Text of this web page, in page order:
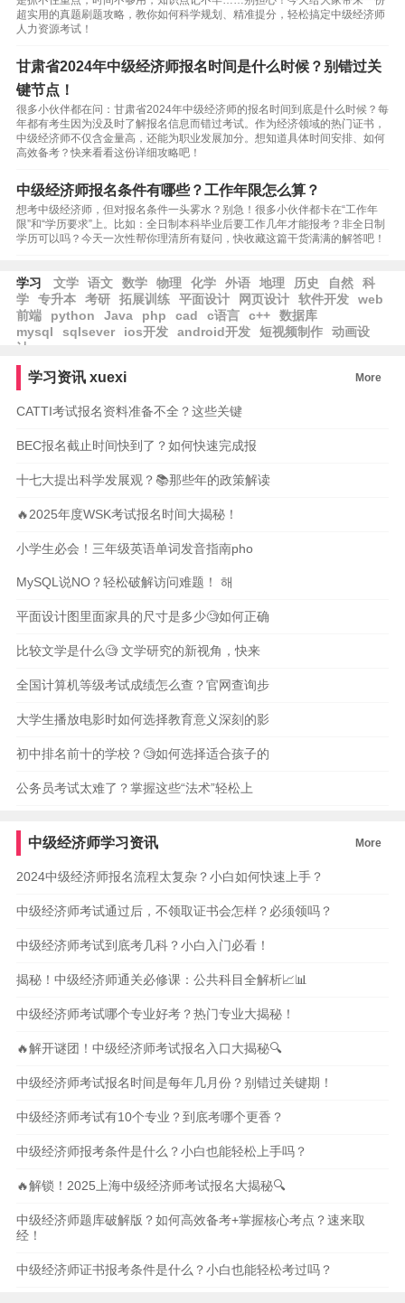
超实用的真题刷题攻略，教你如何科学规划、精准提分，轻松搞定中级经济师
人力资源考试！
甘肃省2024年中级经济师报名时间是什么时候？别错过关
键节点！
很多小伙伴都在问：甘肃省2024年中级经济师的报名时间到底是什么时候？每
年都有考生因为没及时了解报名信息而错过考试。作为经济领域的热门证书，
中级经济师不仅含金量高，还能为职业发展加分。想知道具体时间安排、如何
高效备考？快来看看这份详细攻略吧！
中级经济师报名条件有哪些？工作年限怎么算？
想考中级经济师，但对报名条件一头雾水？别急！很多小伙伴都卡在“工作年
限”和“学历要求”上。比如：全日制本科毕业后要工作几年才能报考？非全日制
学历可以吗？今天一次性帮你理清所有疑问，快收藏这篇干货满满的解答吧！
学习 文学 语文 数学 物理 化学 外语 地理 历史 自然
科
学
专升本 考研 拓展训练 平面设计 网页设计 软件开发
web
前端
python Java php cad c语言 c++
数据库
mysql
sqlsever ios开发 android开发 短视频制作
动画设
计
学习资讯 xuexi More
CATTI考试报名资料准备不全？这些关键
BEC报名截止时间快到了？如何快速完成报
十七大提出科学发展观？📚那些年的政策解读
🔥2025年度WSK考试报名时间大揭秘！
小学生必会！三年级英语单词发音指南pho
MySQL说NO？轻松破解访问难题！ 해
平面设计图里面家具的尺寸是多少🧐如何正确
比较文学是什么🧐 文学研究的新视角，快来
全国计算机等级考试成绩怎么查？官网查询步
大学生播放电影时如何选择教育意义深刻的影
初中排名前十的学校？🧐如何选择适合孩子的
公务员考试太难了？掌握这些“法术”轻松上
中级经济师学习资讯 More
2024中级经济师报名流程太复杂？小白如何快速上手？
中级经济师考试通过后，不领取证书会怎样？必须领吗？
中级经济师考试到底考几科？小白入门必看！
揭秘！中级经济师通关必修课：公共科目全解析📈📊
中级经济师考试哪个专业好考？热门专业大揭秘！
🔥解开谜团！中级经济师考试报名入口大揭秘🔍
中级经济师考试报名时间是每年几月份？别错过关键期！
中级经济师考试有10个专业？到底考哪个更香？
中级经济师报考条件是什么？小白也能轻松上手吗？
🔥解锁！2025上海中级经济师考试报名大揭秘🔍
中级经济师题库破解版？如何高效备考+掌握核心考点？速来取
经！
中级经济师证书报考条件是什么？小白也能轻松考过吗？